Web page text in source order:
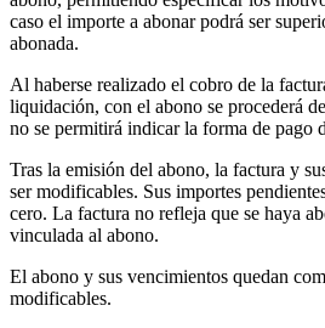
caso el importe a abonar podrá ser
abonada.
Al haberse realizado el cobro de la
liquidación, con el abono se procederá
no se permitirá indicar la forma de pago
Tras la emisión del abono, la factura y
ser modificables. Sus importes
cero. La factura no refleja que se haya
vinculada al abono.
El abono y sus vencimientos quedan
modificables.